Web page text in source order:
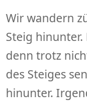
Wir wandern
Steig
denn trotz
des Steiges
hinunter.